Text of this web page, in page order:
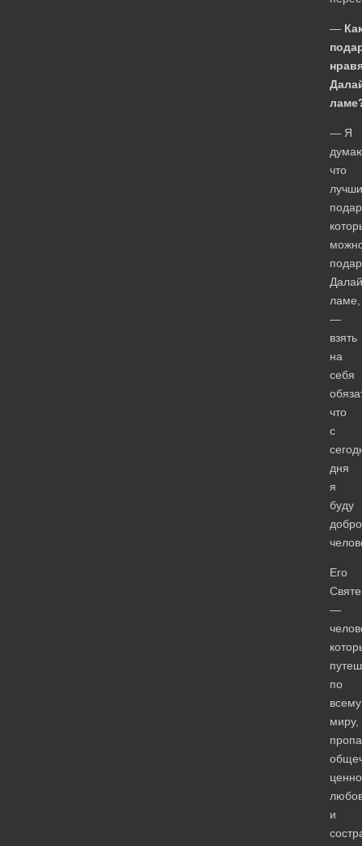
—
— Я
что
ламе,
—
взять
на
себя
что
с
дня
я
буду
Его
—
по
всему
миру,
и